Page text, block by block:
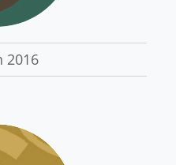
2016